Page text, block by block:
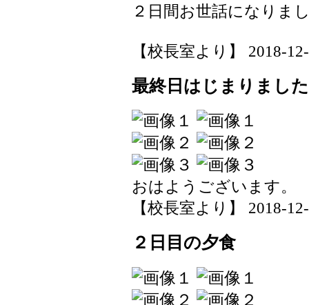
２日間お世話になりま
【校長室より】 2018-
最終日はじまりまし
おはようございます。
【校長室より】 2018-
２日目の夕食